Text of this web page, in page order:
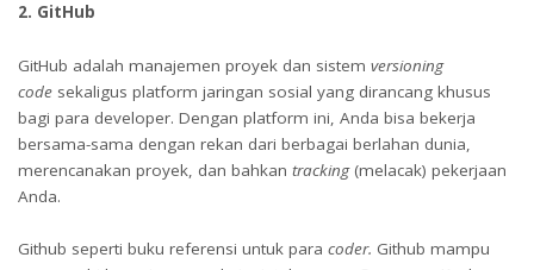
2. GitHub
GitHub adalah manajemen proyek dan sistem versioning
code sekaligus platform jaringan sosial yang dirancang khusus
bagi para developer. Dengan platform ini, Anda bisa bekerja
bersama-sama dengan rekan dari berbagai berlahan dunia,
merencanakan proyek, dan bahkan tracking(melacak) pekerjaan
Anda.
Github seperti buku referensi untuk para coder. Github mampu